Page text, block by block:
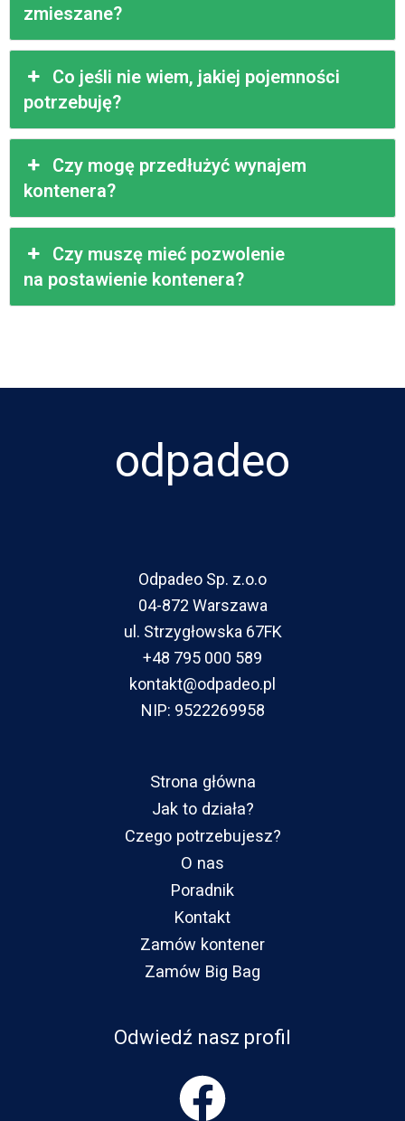
zmieszane?
Co jeśli nie wiem, jakiej pojemności
potrzebuję?
Czy mogę przedłużyć wynajem
kontenera?
Czy muszę mieć pozwolenie
na postawienie kontenera?
odpadeo
Odpadeo Sp. z.o.o
04-872 Warszawa
ul. Strzygłowska 67FK
+48 795 000 589
kontakt@odpadeo.pl
NIP: 9522269958
Strona główna
Jak to działa?
Czego potrzebujesz?
O nas
Poradnik
Kontakt
Zamów kontener
Zamów Big Bag
Odwiedź nasz profil